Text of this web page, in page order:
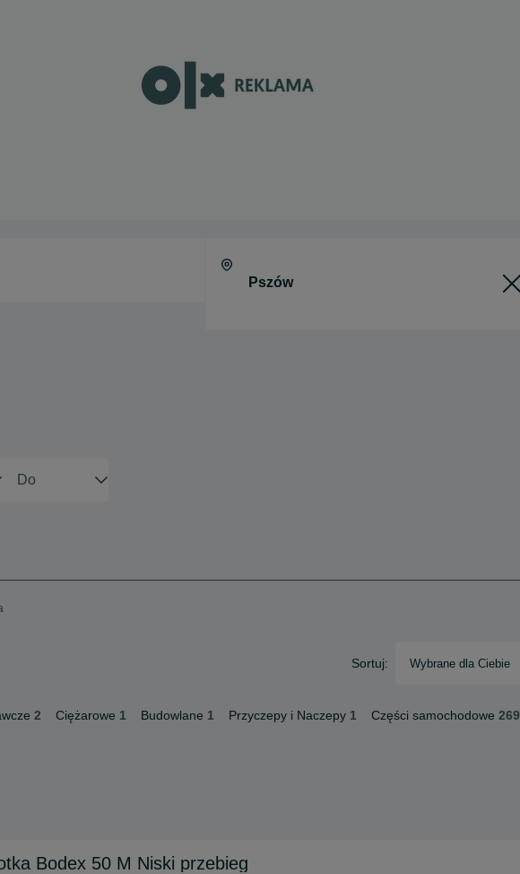
Sortuj: Wybrane dla Ciebie
2 Ciężarowe 1 Budowlane 1 Przyczepy i Naczepy 1 Części samochodowe 269
Bodex 50 M Niski przebieg